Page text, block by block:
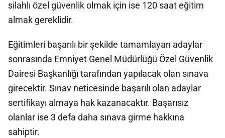
silahlı özel güvenlik olmak için ise 120 saat eğitim
almak gereklidir.
Eğitimleri başarılı bir şekilde tamamlayan adaylar
sonrasında Emniyet Genel Müdürlüğü Özel Güvenlik
Dairesi Başkanlığı tarafından yapılacak olan sınava
girecektir. Sınav neticesinde başarılı olan adaylar
sertifikayı almaya hak kazanacaktır. Başarısız
olanlar ise 3 defa daha sınava girme hakkına
sahiptir.